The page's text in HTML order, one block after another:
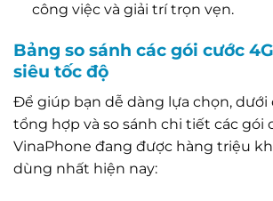
công việc và giải trí trọn vẹn.
Bảng so sánh các gói cước
siêu tốc độ
Để giúp bạn dễ dàng lựa chọn, dưới
tổng hợp và so sánh chi tiết các gói
VinaPhone đang được hàng triệu
dùng nhất hiện nay: